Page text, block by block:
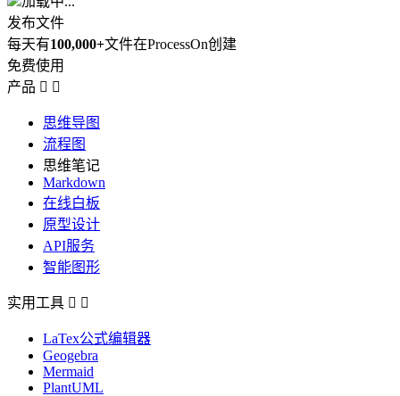
发布文件
每天有100,000+文件在ProcessOn创建
免费使用
产品  
思维导图
流程图
思维笔记
Markdown
在线白板
原型设计
API服务
智能图形
实用工具  
LaTex公式编辑器
Geogebra
Mermaid
PlantUML